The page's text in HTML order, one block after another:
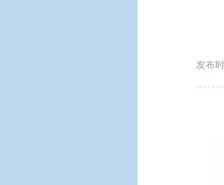
发布